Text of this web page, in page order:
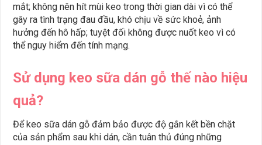
mắt; không nên hít mùi keo trong thời gian dài vì có thể
gây ra tình trạng đau đầu, khó chịu về sức khoẻ, ảnh
hưởng đến hô hấp; tuyệt đối không được nuốt keo vì có
thể nguy hiểm đến tính mạng.
Sử dụng keo sữa dán gỗ thế nào hiệu
quả?
Để keo sữa dán gỗ đảm bảo được độ gắn kết bền chặt
của sản phẩm sau khi dán, cần tuân thủ đúng những